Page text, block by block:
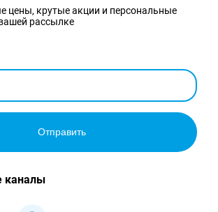
цены, крутые акции и персональные
рассылке
Отправить
каналы